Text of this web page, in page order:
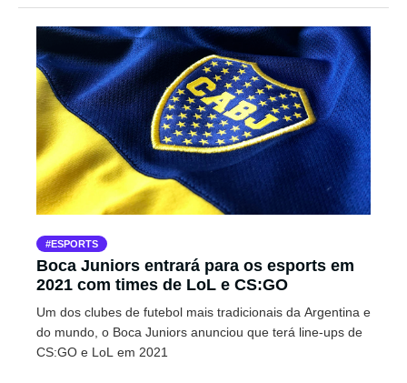
ESPORTS
Boca Juniors entrará para os esports em
2021 com times de LoL e CS:GO
Um dos clubes de futebol mais tradicionais da Argentina e
do mundo, o Boca Juniors anunciou que terá line-ups de
CS:GO e LoL em 2021